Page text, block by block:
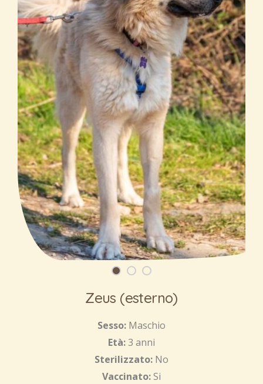
Zeus (esterno)
Sesso: Maschio
Età:3 anni
Sterilizzato: No
Vaccinato:Si